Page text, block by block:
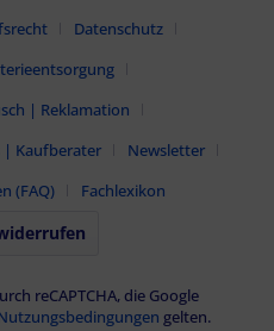
Datenschutz
| Reklamation
| Kaufberater
Newsletter
(FAQ)
Fachlexikon
reCAPTCHA, die Google
gelten.